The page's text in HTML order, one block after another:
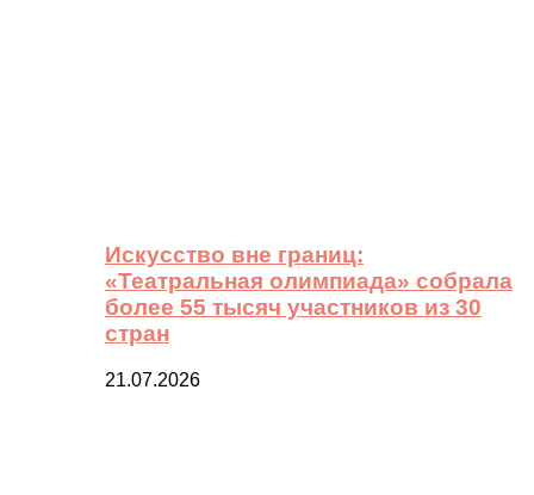
Искусство вне границ:
«Театральная олимпиада» собрала
более 55 тысяч участников из 30
стран
21.07.2026